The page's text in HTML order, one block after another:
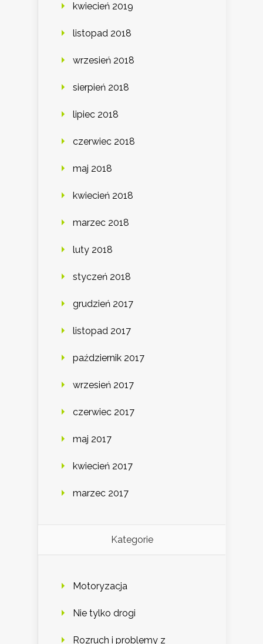
kwiecień 2019
listopad 2018
wrzesień 2018
sierpień 2018
lipiec 2018
czerwiec 2018
maj 2018
kwiecień 2018
marzec 2018
luty 2018
styczeń 2018
grudzień 2017
listopad 2017
październik 2017
wrzesień 2017
czerwiec 2017
maj 2017
kwiecień 2017
marzec 2017
Kategorie
Motoryzacja
Nie tylko drogi
Rozruch i problemy z